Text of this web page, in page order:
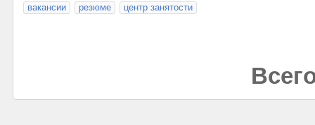
вакансии резюме центр занятости